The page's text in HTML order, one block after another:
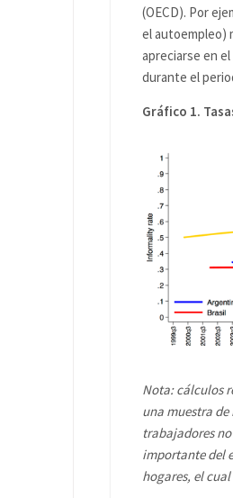
(OECD). Por
el autoempleo)
apreciarse en
durante el
Gráfico 1.
Nota: cálculos
una muestra de
trabajadores
importante del
hogares, el